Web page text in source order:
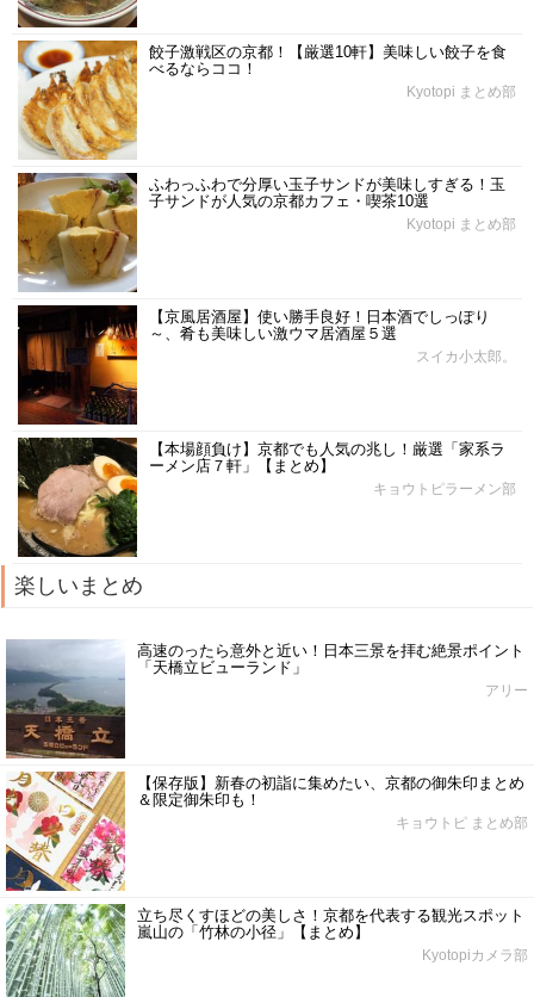
餃子激戦区の京都！【厳選10軒】美味しい餃子を食
べるならココ！
Kyotopi まとめ部
ふわっふわで分厚い玉子サンドが美味しすぎる！玉
子サンドが人気の京都カフェ・喫茶10選
Kyotopi まとめ部
【京風居酒屋】使い勝手良好！日本酒でしっぽり
～、肴も美味しい激ウマ居酒屋５選
スイカ小太郎。
【本場顔負け】京都でも人気の兆し！厳選「家系ラ
ーメン店７軒」【まとめ】
キョウトピラーメン部
楽しいまとめ
高速のったら意外と近い！日本三景を拝む絶景ポイント
「天橋立ビューランド」
アリー
【保存版】新春の初詣に集めたい、京都の御朱印まとめ
＆限定御朱印も！
キョウトピ まとめ部
立ち尽くすほどの美しさ！京都を代表する観光スポット
嵐山の「竹林の小径」【まとめ】
Kyotopiカメラ部